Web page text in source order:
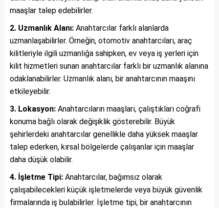
maaşlar talep edebilirler.
2. Uzmanlık Alanı: Anahtarcılar farklı alanlarda
uzmanlaşabilirler. Örneğin, otomotiv anahtarcıları, araç
kilitleriyle ilgili uzmanlığa sahipken, ev veya iş yerleri için
kilit hizmetleri sunan anahtarcılar farklı bir uzmanlık alanına
odaklanabilirler. Uzmanlık alanı, bir anahtarcının maaşını
etkileyebilir.
3. Lokasyon: Anahtarcıların maaşları, çalıştıkları coğrafi
konuma bağlı olarak değişiklik gösterebilir. Büyük
şehirlerdeki anahtarcılar genellikle daha yüksek maaşlar
talep ederken, kırsal bölgelerde çalışanlar için maaşlar
daha düşük olabilir.
4. İşletme Tipi: Anahtarcılar, bağımsız olarak
çalışabilecekleri küçük işletmelerde veya büyük güvenlik
firmalarında iş bulabilirler. İşletme tipi, bir anahtarcının